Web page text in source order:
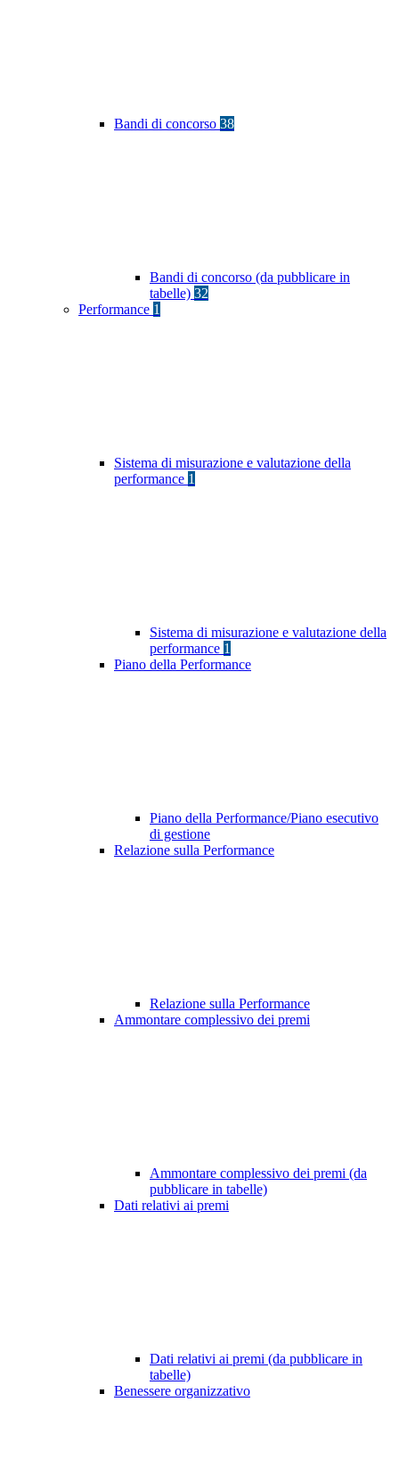
Bandi di concorso 38
Bandi di concorso (da pubblicare in
tabelle) 32
Performance 1
Sistema di misurazione e valutazione della
performance 1
Sistema di misurazione e valutazione della
performance 1
Piano della Performance
Piano della Performance/Piano esecutivo
di gestione
Relazione sulla Performance
Relazione sulla Performance
Ammontare complessivo dei premi
Ammontare complessivo dei premi (da
pubblicare in tabelle)
Dati relativi ai premi
Dati relativi ai premi (da pubblicare in
tabelle)
Benessere organizzativo